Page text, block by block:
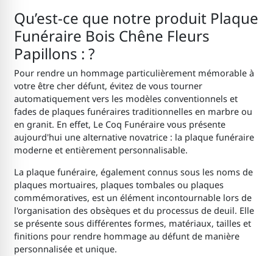
Qu’est-ce que notre produit Plaque
Funéraire Bois Chêne Fleurs
Papillons : ?
Pour rendre un hommage particulièrement mémorable à
votre être cher défunt, évitez de vous tourner
automatiquement vers les modèles conventionnels et
fades de plaques funéraires traditionnelles en marbre ou
en granit. En effet, Le Coq Funéraire vous présente
aujourd'hui une alternative novatrice : la plaque funéraire
moderne et entièrement personnalisable.
La plaque funéraire, également connus sous les noms de
plaques mortuaires, plaques tombales ou plaques
commémoratives, est un élément incontournable lors de
l'organisation des obsèques et du processus de deuil. Elle
se présente sous différentes formes, matériaux, tailles et
finitions pour rendre hommage au défunt de manière
personnalisée et unique.